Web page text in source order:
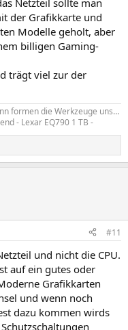
Netzteil sollte man
der Grafikkarte und
Modelle geholt, aber
billigen Gaming-
trägt viel zur der
formen die Werkzeuge uns…
- Lexar EQ790 1 TB -
#11
und nicht die CPU.
auf ein gutes oder
Grafikkarten
und wenn noch
dazu kommen wirds